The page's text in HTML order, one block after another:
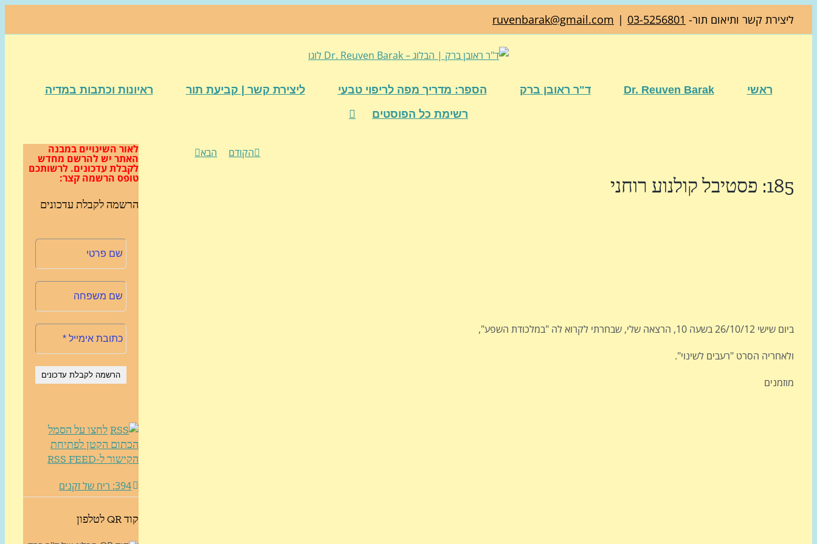
ליצירת קשר ותיאום תור- 03-5256801
|
ruvenbarak@gmail.com
ראשי Dr. Reuven Barak ד"ר ראובן ברק הספר: מדריך מפה לריפוי טבעי ליצירת קשר | קביעת תור
ראיונות וכתבות במדיה
רשימת כל הפוסטים
הקודם הבא
185: פסטיבל קולנוע רוחני
ביום שישי 26/10/12 בשעה 10, הרצאה שלי, שבחרתי לקרוא לה "במלכודת השפע",
ולאחריה הסרט "רעבים לשינוי".
מוזמנים
לאור השינויים במבנה
האתר יש להרשם מחדש
לקבלת עדכונים. לרשותכם
טופס הרשמה קצר:
הרשמה לקבלת עדכונים
לחצו על הסמל
הכתום הקטן לפתיחת
הקישור ל-RSS FEED
394: ריח של זקנים
קוד QR לטלפון